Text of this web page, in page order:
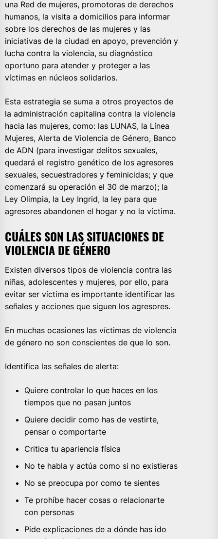
una Red de mujeres, promotoras de derechos
humanos, la visita a domicilios para informar
sobre los derechos de las mujeres y las
iniciativas de la ciudad en apoyo, prevención y
lucha contra la violencia, su diagnóstico
oportuno para atender y proteger a las
víctimas en núcleos solidarios.
Esta estrategia se suma a otros proyectos de
la administración capitalina contra la violencia
hacia las mujeres, como: las LUNAS, la Línea
Mujeres, Alerta de Violencia de Género, Banco
de ADN (para investigar delitos sexuales,
quedará el registro genético de los agresores
sexuales, secuestradores y feminicidas; y que
comenzará su operación el 30 de marzo); la
Ley Olimpia, la Ley Ingrid, la ley para que
agresores abandonen el hogar y no la víctima.
CUÁLES SON LAS SITUACIONES DE
VIOLENCIA DE GÉNERO
Existen diversos tipos de violencia contra las
niñas, adolescentes y mujeres, por ello, para
evitar ser víctima es importante identificar las
señales y acciones que siguen los agresores.
En muchas ocasiones las víctimas de violencia
de género no son conscientes de que lo son.
Identifica las señales de alerta:
Quiere controlar lo que haces en los
tiempos que no pasan juntos
Quiere decidir como has de vestirte,
pensar o comportarte
Critica tu apariencia física
No te habla y actúa como si no existieras
No se preocupa por como te sientes
Te prohíbe hacer cosas o relacionarte
con personas
Pide explicaciones de a dónde has ido